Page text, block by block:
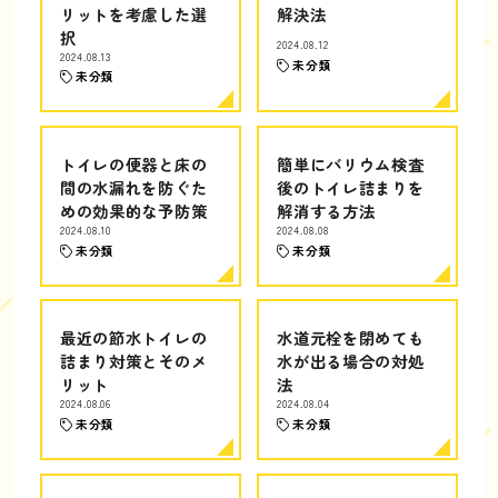
リットを考慮した選
択
2024.08.13
未分類
解決法
2024.08.12
未分類
トイレの便器と床の
間の水漏れを防ぐた
めの効果的な予防策
2024.08.10
未分類
簡単にバリウム検査
後のトイレ詰まりを
解消する方法
2024.08.08
未分類
最近の節水トイレの
詰まり対策とそのメ
リット
2024.08.06
未分類
水道元栓を閉めても
水が出る場合の対処
法
2024.08.04
未分類